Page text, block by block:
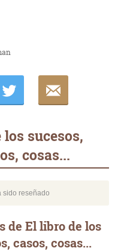
sucesos,
cosas...
sido reseñado
de El libro de los
casos, cosas...